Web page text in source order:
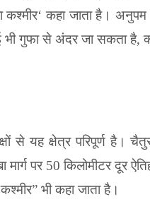
कश्मीर‘कहा जाता है।
भी गुफा से अंदर जा सकता है,
से यह क्षेत्र परिपूर्ण है।
मार्ग पर 50 किलोमीटर दूर
भी कहा जाता है।